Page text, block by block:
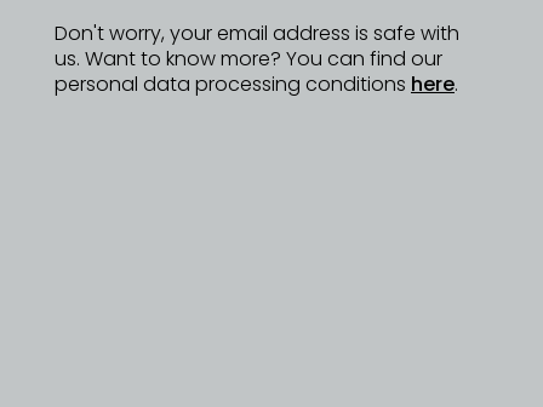
Don't worry, your email address is safe with
us. Want to know more? You can find our
personal data processing conditions here.